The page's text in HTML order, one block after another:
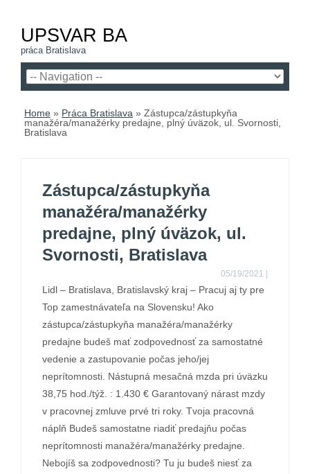
UPSVAR BA
práca Bratislava
Home » Práca Bratislava » Zástupca/zástupkyňa
manažéra/manažérky predajne, plný úväzok, ul. Svornosti,
Bratislava
Zástupca/zástupkyňa
manažéra/manažérky
predajne, plný úväzok, ul.
Svornosti, Bratislava
05/19/2021
Lidl – Bratislava, Bratislavský kraj – Pracuj aj ty pre
Top zamestnávateľa na Slovensku! Ako
zástupca/zástupkyňa manažéra/manažérky
predajne budeš mať zodpovednosť za samostatné
vedenie a zastupovanie počas jeho/jej
neprítomnosti. Nástupná mesačná mzda pri úväzku
38,75 hod./týž. : 1.430 € Garantovaný nárast mzdy
v pracovnej zmluve prvé tri roky. Tvoja pracovná
náplň Budeš samostatne riadiť predajňu počas
neprítomnosti manažéra/manažérky predajne.
Nebojíš sa zodpovednosti? Tu ju budeš niesť za